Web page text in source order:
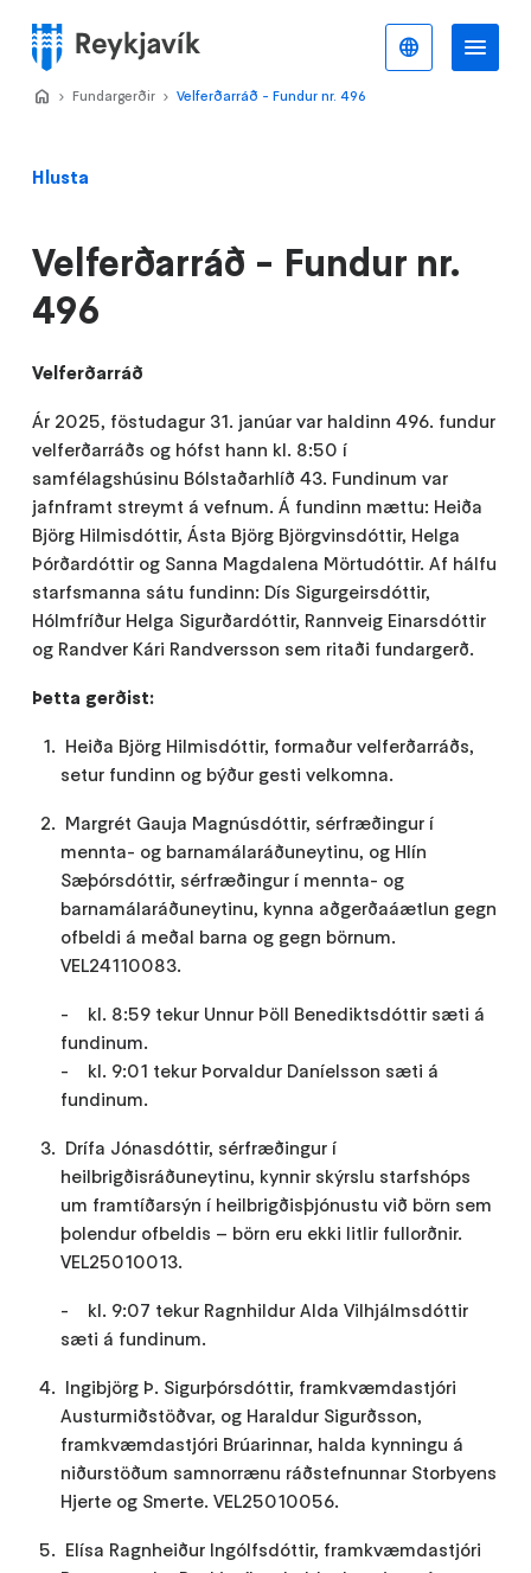
meginefni
Valmynd
Hlusta
Velferðarráð - Fundur nr.
496
Velferðarráð
Ár 2025, föstudagur 31. janúar var haldinn 496. fundur
velferðarráðs og hófst hann kl. 8:50 í
samfélagshúsinu Bólstaðarhlíð 43. Fundinum var
jafnframt streymt á vefnum. Á fundinn mættu: Heiða
Björg Hilmisdóttir, Ásta Björg Björgvinsdóttir, Helga
Þórðardóttir og Sanna Magdalena Mörtudóttir. Af hálfu
starfsmanna sátu fundinn: Dís Sigurgeirsdóttir,
Hólmfríður Helga Sigurðardóttir, Rannveig Einarsdóttir
og Randver Kári Randversson sem ritaði fundargerð.
Þetta gerðist:
Heiða Björg Hilmisdóttir, formaður velferðarráðs,
setur fundinn og býður gesti velkomna.
Margrét Gauja Magnúsdóttir, sérfræðingur í
mennta- og barnamálaráðuneytinu, og Hlín
Sæþórsdóttir, sérfræðingur í mennta- og
barnamálaráðuneytinu, kynna aðgerðaáætlun gegn
ofbeldi á meðal barna og gegn börnum.
VEL24110083.
- kl. 8:59 tekur Unnur Þöll Benediktsdóttir sæti á
fundinum.
- kl. 9:01 tekur Þorvaldur Daníelsson sæti á
fundinum.
Drífa Jónasdóttir, sérfræðingur í
heilbrigðisráðuneytinu, kynnir skýrslu starfshóps
um framtíðarsýn í heilbrigðisþjónustu við börn sem
þolendur ofbeldis – börn eru ekki litlir fullorðnir.
VEL25010013.
- kl. 9:07 tekur Ragnhildur Alda Vilhjálmsdóttir
sæti á fundinum.
Ingibjörg Þ. Sigurþórsdóttir, framkvæmdastjóri
Austurmiðstöðvar, og Haraldur Sigurðsson,
framkvæmdastjóri Brúarinnar, halda kynningu á
niðurstöðum samnorrænu ráðstefnunnar Storbyens
Hjerte og Smerte. VEL25010056.
Elísa Ragnheiður Ingólfsdóttir, framkvæmdastjóri
Home
>
Fundargerðir >
Velferðarráð - Fundur nr. 496
Íslenska